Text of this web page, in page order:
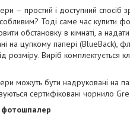
— простий і доступний спосіб
Тоді саме час купити
обстановку в кімнаті, а
на цупкому папері (BlueBack),
розміру. Виріб комплектується
можуть бути надруковані на
сертифіковані чорнило
фотошпалер